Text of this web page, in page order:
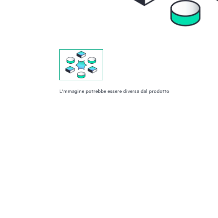
L'mmagine potrebbe essere diversa dal prodotto